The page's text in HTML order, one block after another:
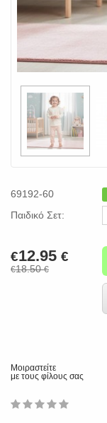
69192-60
Παιδικό Σετ:
€12.95 €
€18.50€
Μοιραστείτε
με τους φίλους σας
1
2
3
4
5